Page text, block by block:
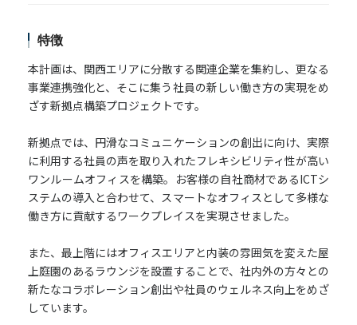
特徴
本計画は、関西エリアに分散する関連企業を集約し、更なる
事業連携強化と、そこに集う社員の新しい働き方の実現をめ
ざす新拠点構築プロジェクトです。
新拠点では、円滑なコミュニケーションの創出に向け、実際
に利用する社員の声を取り入れたフレキシビリティ性が高い
ワンルームオフィスを構築。お客様の自社商材であるICTシ
ステムの導入と合わせて、スマートなオフィスとして多様な
働き方に貢献するワークプレイスを実現させました。
また、最上階にはオフィスエリアと内装の雰囲気を変えた屋
上庭園のあるラウンジを設置することで、社内外の方々との
新たなコラボレーション創出や社員のウェルネス向上をめざ
しています。